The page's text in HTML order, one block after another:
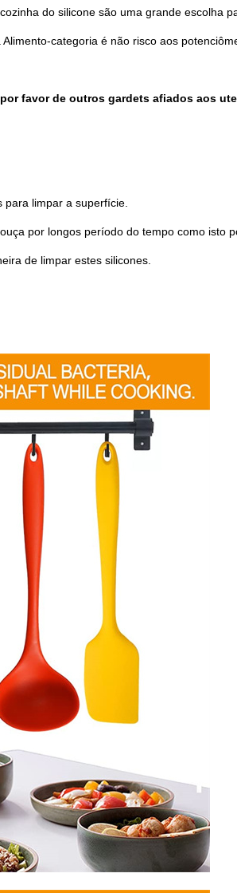
do silicone são uma grande escolha
categoria é não risco aos
por favor de outros gardets afiados aos
limpar a superfície.
por longos período do tempo como isto
de limpar estes silicones.